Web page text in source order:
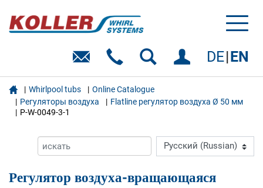
DE EN
 Whirlpool tubs
Online Catalogue
Регуляторы воздуха
Flatline регулятор воздуха Ø 50 мм
P-W-0049-3-1
Регулятор воздуха-вращающаяся